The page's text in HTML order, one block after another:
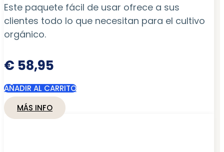
Este paquete fácil de usar ofrece a sus
clientes todo lo que necesitan para el cultivo
orgánico.
€ 58,95
AÑADIR AL CARRITO
MÁS INFO